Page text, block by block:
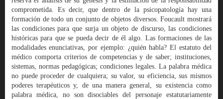
comprometida. Es decir, que dentro de la psicopatología hay una
formación de todo un conjunto de objetos diversos. Foucault mostrará
las condiciones para que surja un objeto de discurso, las condiciones
históricas para que se pueda decir de él algo. Las formaciones de las
modalidades enunciativas, por ejemplo: ¿quién habla? El estatuto del
médico comporta criterios de competencias y de saber; instituciones,
sistemas, normas pedagógicas; condiciones legales. La palabra médica
no puede proceder de cualquiera; su valor, su eficiencia, sus mismos
poderes terapéuticos y, de una manera general, su existencia como
palabra médica, no son disociables del personaje estatutariamente